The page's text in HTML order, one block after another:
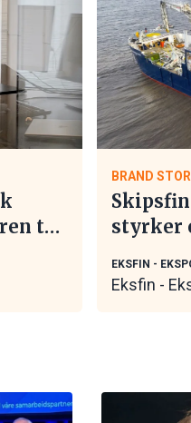
tar
BRAND
styrker
EKSFIN -
Eksfin -